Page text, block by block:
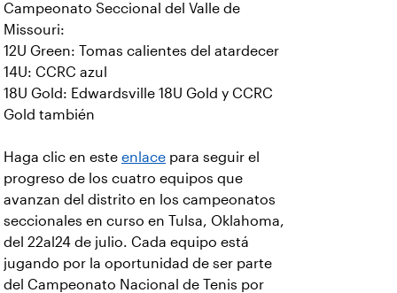
Campeonato Seccional del Valle de
Missouri:
12U Green: Tomas calientes del atardecer
14U: CCRC azul
18U Gold: Edwardsville 18U Gold y CCRC
Gold también
Haga clic en este enlace para seguir el
progreso de los cuatro equipos que
avanzan del distrito en los campeonatos
seccionales en curso en Tulsa, Oklahoma,
del 22al24 de julio. Cada equipo está
jugando por la oportunidad de ser parte
del Campeonato Nacional de Tenis por